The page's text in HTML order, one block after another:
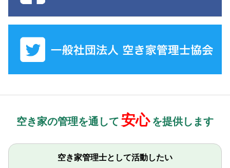
空き家の管理を通して 安心 を提供します
空き家管理士として活動したい